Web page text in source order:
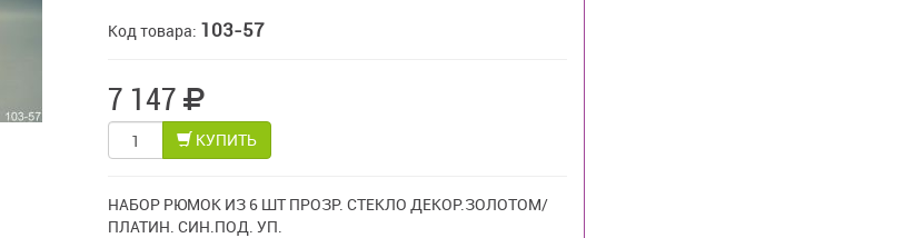
Код товара: 103-57
7 147
КУПИТЬ
НАБОР РЮМОК ИЗ 6 ШТ ПРОЗР. СТЕКЛО ДЕКОР.ЗОЛОТОМ/
ПЛАТИН. СИН.ПОД. УП.